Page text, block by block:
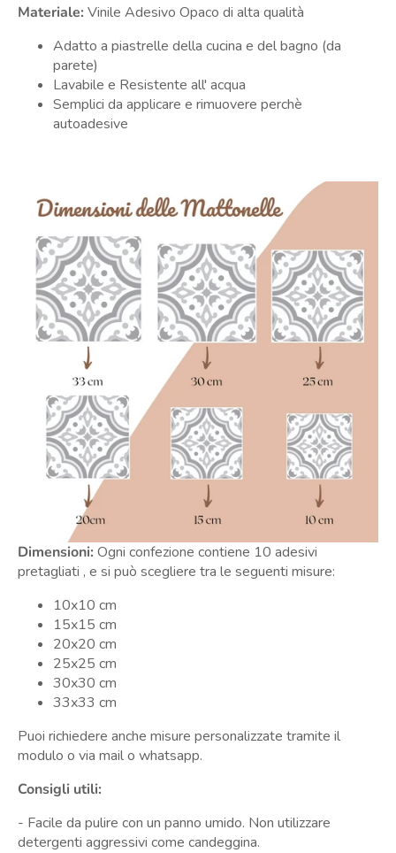
Materiale: Vinile Adesivo Opaco di alta qualità
Adatto a piastrelle della cucina e del bagno (da
parete)
Lavabile e Resistente all' acqua
Semplici da applicare e rimuovere perchè
autoadesive
Dimensioni: Ogni confezione contiene 10 adesivi
pretagliati , e si può scegliere tra le seguenti misure:
10x10 cm
15x15 cm
20x20 cm
25x25 cm
30x30 cm
33x33 cm
Puoi richiedere anche misure personalizzate tramite il
modulo o via mail o whatsapp.
Consigli utili:
- Facile da pulire con un panno umido. Non utilizzare
detergenti aggressivi come candeggina.